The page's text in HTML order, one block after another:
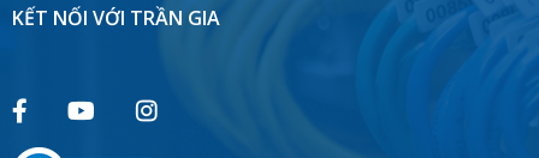
KẾT NỐI VỚI TRẦN GIA